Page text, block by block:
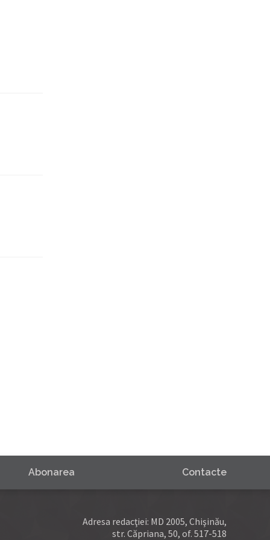
Abonarea Contacte
Adresa redacţiei: MD 2005, Chişinău,
str. Căpriana, 50, of. 517-518